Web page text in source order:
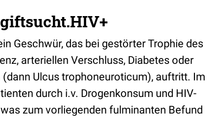
Geschwür, das bei gestörter Trophie des
arteriellen Verschluss, Diabetes oder
Ulcus trophoneuroticum), auftritt. Im
durch i.v. Drogenkonsum und HIV-
zum vorliegenden fulminanten Befund